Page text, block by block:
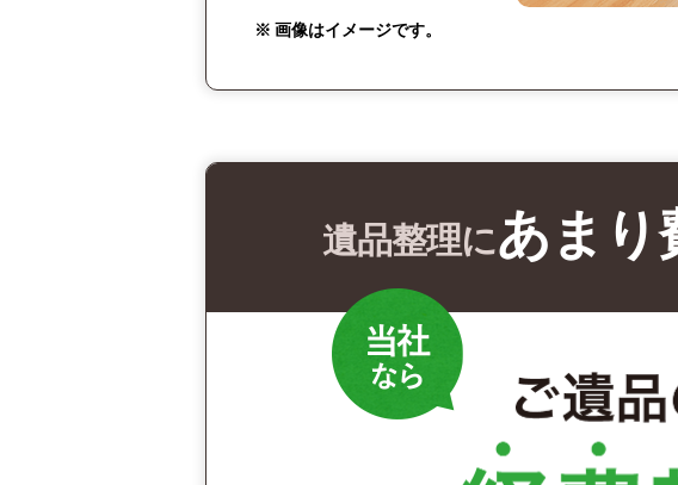
※ 画像はイメージです。
遺品整理にあまり